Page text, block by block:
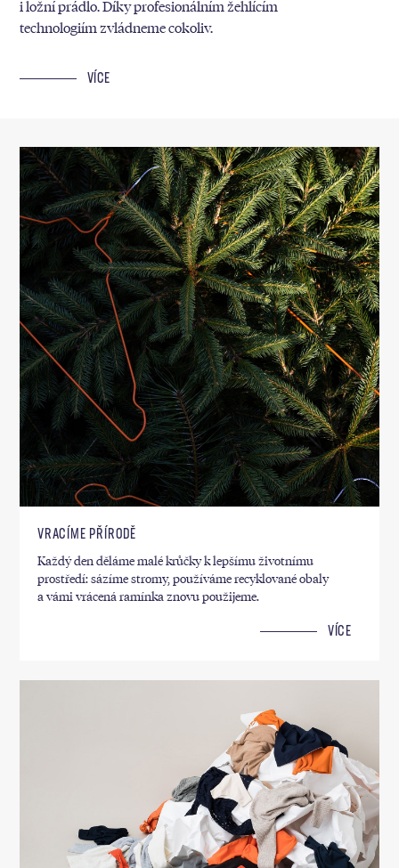
i ložní prádlo. Díky profesionálním žehlícím
technologiím zvládneme cokoliv.
VÍCE
VRACÍME PŘÍRODĚ
Každý den děláme malé krůčky k lepšímu životnímu
prostředí: sázíme stromy, používáme recyklované obaly
a vámi vrácená ramínka znovu použijeme.
VÍCE